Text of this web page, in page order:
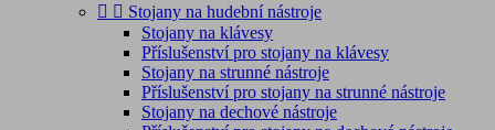
  Stojany na hudební nástroje
Stojany na klávesy
Příslušenství pro stojany na klávesy
Stojany na strunné nástroje
Příslušenství pro stojany na strunné nástroje
Stojany na dechové nástroje